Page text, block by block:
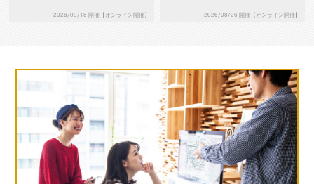
2026/09/18 開催【オンライン開催】 2026/08/26 開催【オンライン開催】